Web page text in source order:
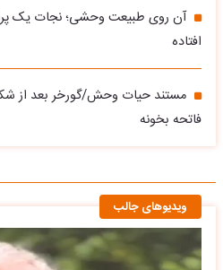
آن روی طبیعت وحشی؛ نجات یک
افتاده
مستند حیات وحش/گورخر بعد از
فاتحه بخونه
ویدیوهای جالب